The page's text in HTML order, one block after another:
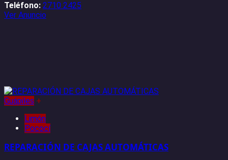
Teléfono: 2710 2425
Ver Anuncio
Guápiles +
Limón
Pococí
REPARACIÓN DE CAJAS AUTOMÁTICAS